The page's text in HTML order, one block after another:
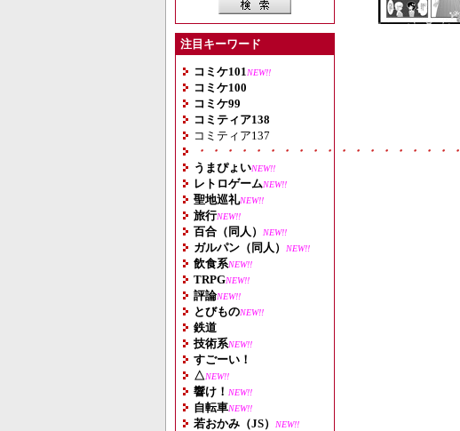
注目キーワード
コミケ101 NEW!!
コミケ100
コミケ99
コミティア138
コミティア137
・・・・・・・・・・・・・・・・・・・
うまぴょいNEW!!
レトロゲームNEW!!
聖地巡礼NEW!!
旅行NEW!!
百合（同人） NEW!!
ガルパン（同人） NEW!!
飲食系NEW!!
TRPGNEW!!
評論NEW!!
とびものNEW!!
鉄道
技術系NEW!!
すごーい！
△NEW!!
響け！ NEW!!
自転車NEW!!
若おかみ（JS） NEW!!